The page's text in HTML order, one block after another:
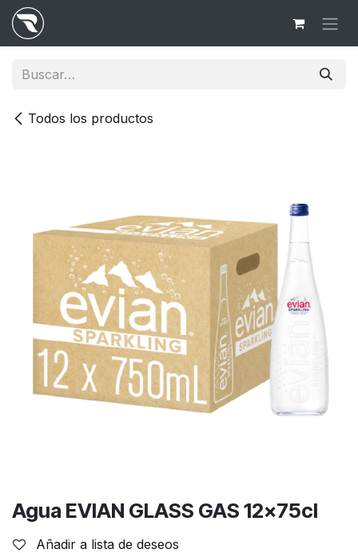
Ir al contenido
Todos los productos
Agua EVIAN GLASS GAS 12x75cl
Añadir a lista de deseos